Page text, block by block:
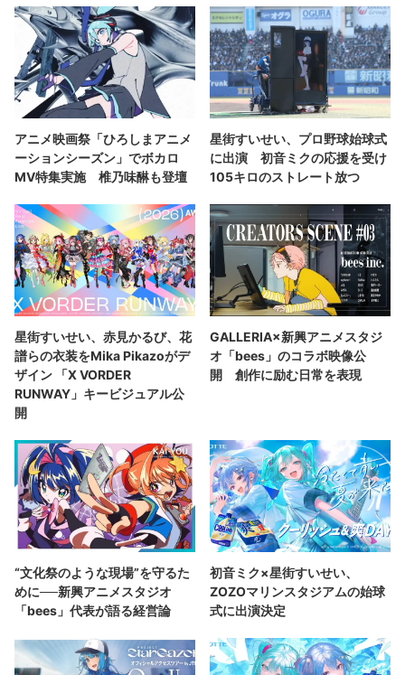
アニメ映画祭「ひろしまアニメ
ーションシーズン」でボカロ
MV特集実施 椎乃味醂も登壇
星街すいせい、プロ野球始球式
に出演 初音ミクの応援を受け
105キロのストレート放つ
星街すいせい、赤見かるび、花
譜らの衣装をMika Pikazoがデ
ザイン 「X VORDER
RUNWAY」キービジュアル公
開
GALLERIA×新興アニメスタジ
オ「bees」のコラボ映像公
開 創作に励む日常を表現
“文化祭のような現場”を守るた
めに──新興アニメスタジオ
「bees」代表が語る経営論
初音ミク×星街すいせい、
ZOZOマリンスタジアムの始球
式に出演決定